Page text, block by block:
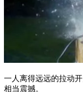
一人离得远远的拉动
相当震撼。